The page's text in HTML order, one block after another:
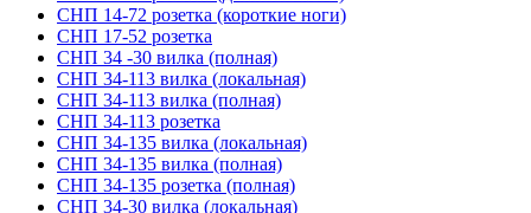
СНП 14-72 розетка (короткие ноги)
СНП 17-52 розетка
СНП 34 -30 вилка (полная)
СНП 34-113 вилка (локальная)
СНП 34-113 вилка (полная)
СНП 34-113 розетка
СНП 34-135 вилка (локальная)
СНП 34-135 вилка (полная)
СНП 34-135 розетка (полная)
СНП 34-30 вилка (локальная)